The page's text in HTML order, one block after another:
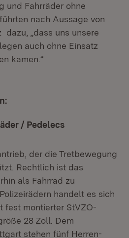
und Fahrräder ohne
nach Aussage von
„dass uns unsere
auch ohne Einsatz
kamen.“
/ Pedelecs
der die Tretbewegung
Rechtlich ist das
als Fahrrad zu
handelt es sich
fest montierter StVZO-
28 Zoll. Dem
stehen fünf Herren-